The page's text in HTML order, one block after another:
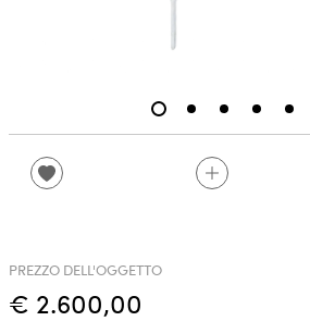
PREZZO DELL'OGGETTO
€ 2.600,00